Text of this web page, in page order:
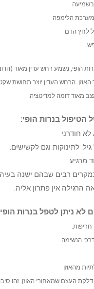
מערכת הלימפה
לחץ הדם
הופי, נשמע רחש עדין מאוד
האוזן. הרחש העדין יוצר תחושת
מאוד דומה למדיטציה.
הטיפול בנרות הופי:
לא חודרני
לתינוקות וגם לקשישים.
מרגיע.
רבים שבהם ישנה
הרגילה אין פתרון אליה.
לא ניתן לטפל בנרות
חריפות.
הנשימה.
מהאוזן
דלקת העצם שמאחורי האוזן. זהו